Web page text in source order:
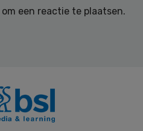
om een reactie te plaatsen.